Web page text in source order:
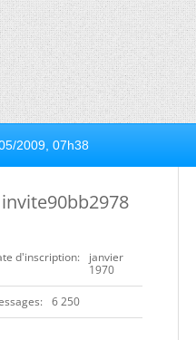
2009, 07h38
invite90bb2978
d'inscription
janvier
1970
6 250